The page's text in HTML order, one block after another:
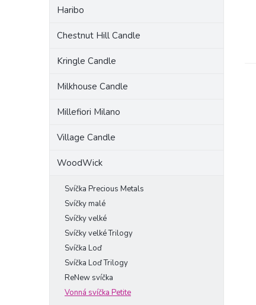
Haribo
Chestnut Hill Candle
Kringle Candle
Milkhouse Candle
Millefiori Milano
Village Candle
WoodWick
Svíčka Precious Metals
Svíčky malé
Svíčky velké
Svíčky velké Trilogy
Svíčka Loď
Svíčka Loď Trilogy
ReNew svíčka
Vonná svíčka Petite